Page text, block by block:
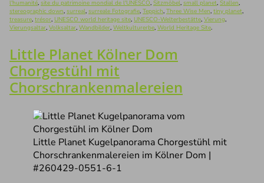
l'humanité, site du patrimoine mondial de l'UNESCO, Sitzmöbel, small planet, Stallen,
stereographic down, surreal, surreale Fotografie, Teppich, Three Wise Men, tiny planet,
treasure, trésor, UNESCO world heritage site, UNESCO-Welterbestätte, Vierung,
Vierungsaltar, Volksaltar, Wandbilder, Weltkulturerbe, World Heritage Site.
Little Planet Kölner Dom
Chorgestühl mit
Chorschrankenmalereien
Little Planet Kugelpanorama Chorgestühl mit
Chorschrankenmalereien im Kölner Dom |
#260429-0551-6-1